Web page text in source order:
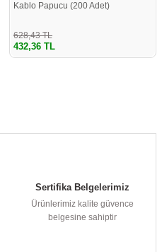
Kablo Papucu (200 Adet)
628,43 TL
432,36 TL
Sertifika Belgelerimiz
Ürünlerimiz kalite güvence
belgesine sahiptir